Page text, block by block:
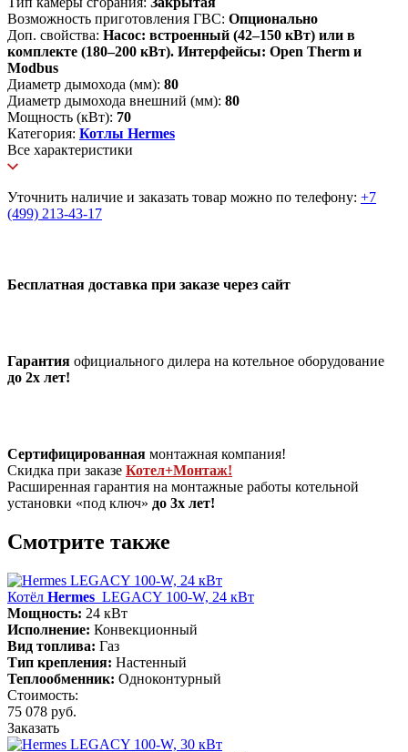
Возможность приготовления ГВС: Опционально
Доп. свойства: Насос: встроенный (42–150 кВт) или в
комплекте (180–200 кВт). Интерфейсы: Open Therm и
Modbus
Диаметр дымохода (мм): 80
Диаметр дымохода внешний (мм): 80
Мощность (кВт): 70
Категория: Котлы Hermes
Все характеристики
Уточнить наличие и заказать товар можно по телефону: +7
(499) 213-43-17
Бесплатная доставка при заказе через сайт
Гарантия официального дилера на котельное оборудование
до 2х лет!
Сертифицированная монтажная компания!
Скидка при заказе Котел+Монтаж!
Расширенная гарантия на монтажные работы котельной
установки «под ключ» до 3х лет!
Смотрите также
Котёл Hermes LEGACY 100-W, 24 кВт
Мощность: 24 кВт
Исполнение: Конвекционный
Вид топлива: Газ
Тип крепления: Настенный
Теплообменник: Одноконтурный
Стоимость:
75 078 руб.
Заказать